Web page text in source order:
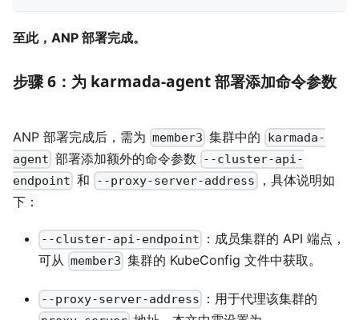
至此，ANP 部署完成。
步骤 6：为 karmada-agent 部署添加命令参数
ANP 部署完成后，需为 member3 集群中的
karmada-
agent 部署添加额外的命令参数
--cluster-api-
endpoint 和 --proxy-server-address
，具体说明如
下：
--cluster-api-endpoint
：成员集群的 API 端点，
可从 member3 集群的 KubeConfig 文件中获取。
--proxy-server-address ：用于代理该集群的